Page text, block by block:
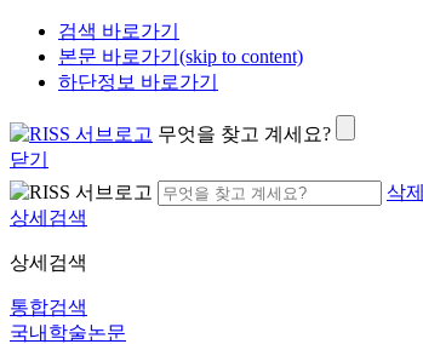
검색 바로가기
본문 바로가기(skip to content)
하단정보 바로가기
무엇을 찾고 계세요?
닫기
삭제
상세검색
상세검색
통합검색
국내학술논문